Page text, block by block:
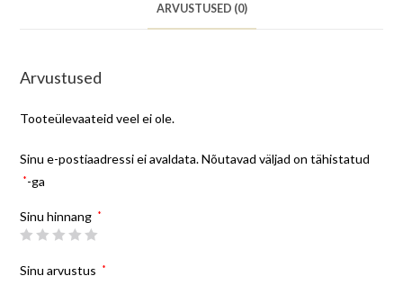
ARVUSTUSED (0)
Arvustused
Tooteülevaateid veel ei ole.
Sinu e-postiaadressi ei avaldata. Nõutavad väljad on tähistatud
*-ga
Sinu hinnang *
Sinu arvustus *